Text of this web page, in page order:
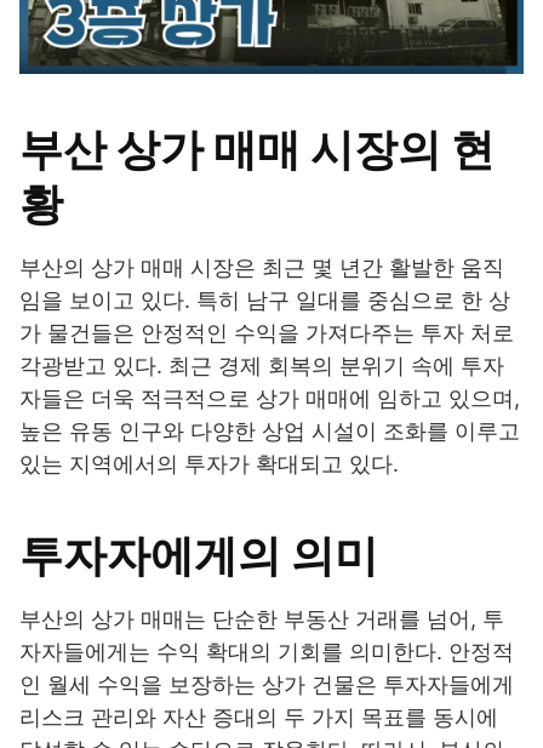
부산 상가 매매 시장의 현
황
부산의 상가 매매 시장은 최근 몇 년간 활발한 움직
임을 보이고 있다. 특히 남구 일대를 중심으로 한 상
가 물건들은 안정적인 수익을 가져다주는 투자 처로
각광받고 있다. 최근 경제 회복의 분위기 속에 투자
자들은 더욱 적극적으로 상가 매매에 임하고 있으며,
높은 유동 인구와 다양한 상업 시설이 조화를 이루고
있는 지역에서의 투자가 확대되고 있다.
투자자에게의 의미
부산의 상가 매매는 단순한 부동산 거래를 넘어, 투
자자들에게는 수익 확대의 기회를 의미한다. 안정적
인 월세 수익을 보장하는 상가 건물은 투자자들에게
리스크 관리와 자산 증대의 두 가지 목표를 동시에